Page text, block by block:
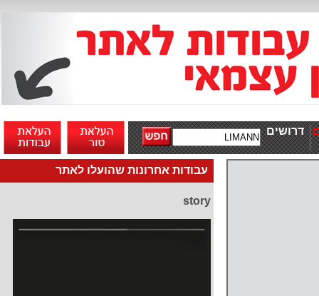
דרושים
עבודות אחרונות שהועלו לאתר
story